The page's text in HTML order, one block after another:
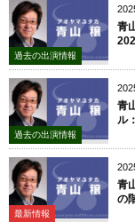
過去の出演情報
青
過去の出演情報
青
ル
最新情報
青
の